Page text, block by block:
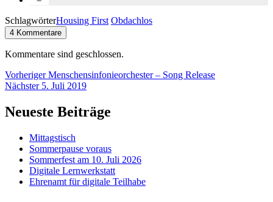
SchlagwörterHousing First Obdachlos
4 Kommentare
Kommentare sind geschlossen.
Beitragsnavigation
VorherigerMenschensinfonieorchester – Song ReleaseVorheriger
Nächster5. Juli 2019Nächster
Neueste Beiträge
Mittagstisch
Sommerpause voraus
Sommerfest am 10. Juli 2026
Digitale Lernwerkstatt
Ehrenamt für digitale Teilhabe